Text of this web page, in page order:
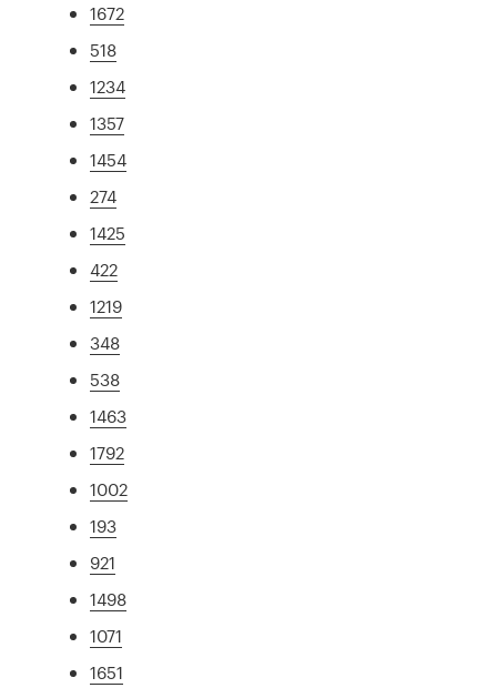
1672
518
1234
1357
1454
274
1425
422
1219
348
538
1463
1792
1002
193
921
1498
1071
1651